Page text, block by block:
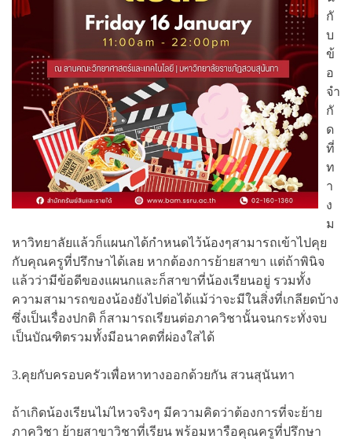
กั
บ
ข้
อ
จำ
กั
ด
ที่
ท
า
ง
ม
หาวิทยาลัยแล้วก็แผนกได้กำหนดไว้น้องๆสามารถเข้าไปคุย
กับคุณครูที่ปรึกษาได้เลย หากต้องการย้ายสาขา แต่ถ้าพินิจ
แล้วว่ามีข้อดีของแผนกและก็สาขาที่น้องเรียนอยู่ รวมทั้ง
ความสามารถของน้องยังไปต่อได้แม้ว่าจะมีในสิ่งที่เกลียดบ้าง
ซึ่งเป็นเรื่องปกติ ก็สามารถเรียนต่อภาควิชานั้นจนกระทั่งจบ
เป็นบัณฑิตรวมทั้งมีอนาคตที่ผ่องใสได้
3.คุยกับครอบครัวเพื่อหาทางออกด้วยกัน สวนสุนันทา
ถ้าเกิดน้องเรียนไม่ไหวจริงๆ มีความคิดว่าต้องการที่จะย้าย
ภาควิชา ย้ายสาขาวิชาที่เรียน พร้อมหารือคุณครูที่ปรึกษา